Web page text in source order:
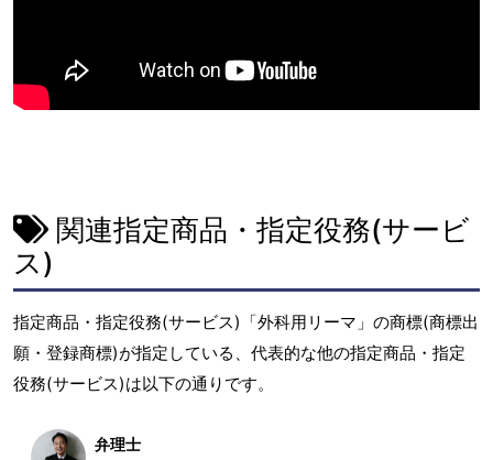
関連指定商品・指定役務(サービ
ス)
指定商品・指定役務(サービス)「外科用リーマ」の商標(商標出
願・登録商標)が指定している、代表的な他の指定商品・指定
役務(サービス)は以下の通りです。
弁理士